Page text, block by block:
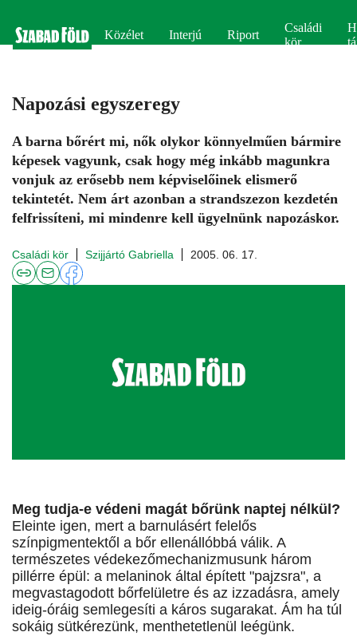
Közélet Interjú Riport
Családi
kör
Napozási egyszeregy
A barna bőrért mi, nők olykor könnyelműen bármire
képesek vagyunk, csak hogy még inkább magunkra
vonjuk az erősebb nem képviselőinek elismerő
tekintetét. Nem árt azonban a strandszezon kezdetén
felfrissíteni, mi mindenre kell ügyelnünk napozáskor.
Családi kör Szijjártó Gabriella 2005. 06. 17.
Meg tudja-e védeni magát bőrünk naptej nélkül?
Eleinte igen, mert a barnulásért felelős
színpigmentektől a bőr ellenállóbbá válik. A
természetes védekezőmechanizmusunk három
pillérre épül: a melaninok által épített "pajzsra", a
megvastagodott bőrfelületre és az izzadásra, amely
ideig-óráig semlegesíti a káros sugarakat. Ám ha túl
sokáig sütkérezünk, menthetetlenül leégünk.